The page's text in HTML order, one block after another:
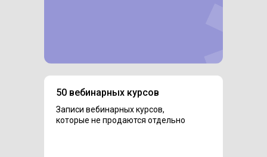
Записи вебинарных курсов,
которые не продаются отдельно
50 вебинарных курсов